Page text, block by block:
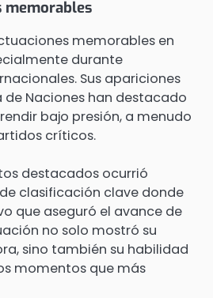
memorables
memorables en
durante
Sus apariciones
de Naciones han destacado
bajo presión, a menudo
críticos.
destacados ocurrió
clasificación clave donde
que aseguró el avance de
no solo mostró su
sino también su habilidad
momentos que más